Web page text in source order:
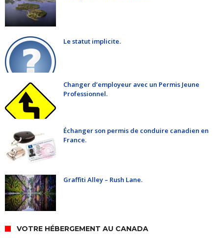
Le statut implicite.
Changer d’employeur avec un Permis Jeune
Professionnel.
Échanger son permis de conduire canadien en
France.
Graffiti Alley – Rush Lane.
VOTRE HÉBERGEMENT AU CANADA